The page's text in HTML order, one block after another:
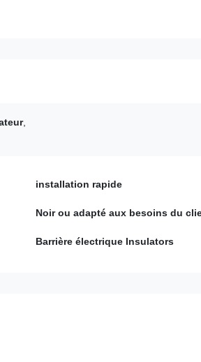
,
installation rapide
Noir ou adapté aux besoins du
Barrière électrique Insulators